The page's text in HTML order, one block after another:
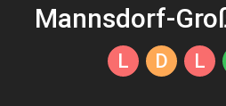
Mannsdorf-
L D L